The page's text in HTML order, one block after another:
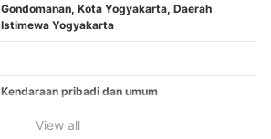
Gondomanan, Kota Yogyakarta, Daerah
Istimewa Yogyakarta
Kendaraan pribadi dan umum
View all